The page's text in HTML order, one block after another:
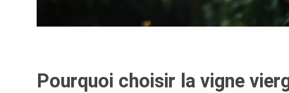
Pourquoi choisir la vigne